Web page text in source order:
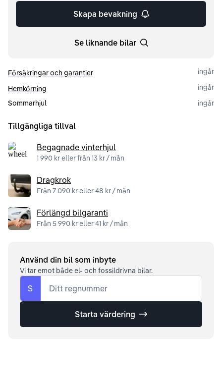
Skapa bevakning
Se liknande bilar
Försäkringar och garantier
ingår
Hemkörning
ingår
Sommarhjul
ingår
Tillgängliga tillval
Begagnade vinterhjul
1 990 kr eller från 13 kr / mån
Dragkrok
Från 7 090 kr eller 48 kr / mån
Förlängd bilgaranti
Från 5 990 kr eller 41 kr / mån
Använd din bil som inbyte
Vi tar emot både el- och fossildrivna bilar.
S Ditt regnummer
Starta värdering